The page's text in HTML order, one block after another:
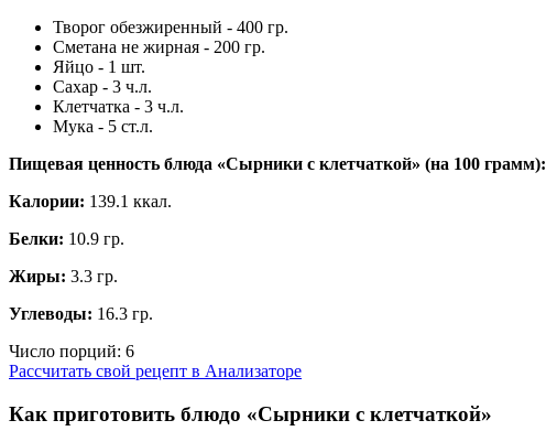
Творог обезжиренный - 400 гр.
Сметана не жирная - 200 гр.
Яйцо - 1 шт.
Сахар - 3 ч.л.
Клетчатка - 3 ч.л.
Мука - 5 ст.л.
Пищевая ценность блюда «Сырники с клетчаткой» (на 100 грамм):
Калории: 139.1 ккал.
Белки: 10.9 гр.
Жиры: 3.3 гр.
Углеводы: 16.3 гр.
Число порций: 6
Рассчитать свой рецепт в Анализаторе
Как приготовить блюдо «Сырники с клетчаткой»